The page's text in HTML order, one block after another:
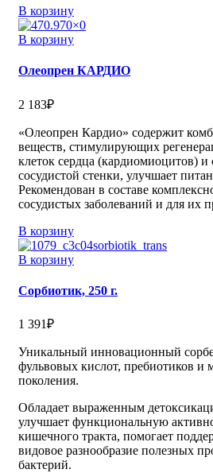
В корзину
В корзину
Олеопрен КАРДИО
2 183₽
«Олеопрен Кардио» содержит
веществ, стимулирующих
клеток сердца (кардиомиоцитов) и
сосудистой стенки, улучшает
Рекомендован в составе
сосудистых заболеваний и для их
В корзину
В корзину
Сорбиотик, 250 г.
1 391₽
Уникальный инновационный
фульвовых кислот, пребиотиков и
поколения.
Обладает выраженным
улучшает функциональную
кишечного тракта, помогает
видовое разнообразие полезных
бактерий.